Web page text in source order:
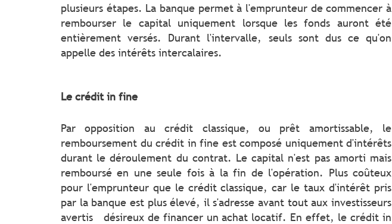
plusieurs étapes. La banque permet à l'emprunteur de commencer à
rembourser le capital uniquement lorsque les fonds auront été
entièrement versés. Durant l'intervalle, seuls sont dus ce qu'on
appelle des intérêts intercalaires.
Le crédit in fine
Par opposition au crédit classique, ou prêt amortissable, le
remboursement du crédit in fine est composé uniquement d'intérêts
durant le déroulement du contrat. Le capital n'est pas amorti mais
remboursé en une seule fois à la fin de l'opération. Plus coûteux
pour l'emprunteur que le crédit classique, car le taux d'intérêt pris
par la banque est plus élevé, il s'adresse avant tout aux investisseurs
avertis désireux de financer un achat locatif. En effet, le crédit in